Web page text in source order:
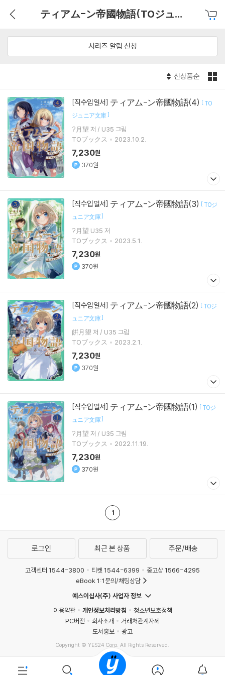
ティアム-ン帝國物語(TOジュニア文庫)
시리즈 알림 신청
신상품순
[직수입일서] ティアム-ン帝國物語(4) [ TO
ジュニア文庫]
?月望 저 / U35 그림
TOブックス
2023.10.2.
7,230원
370원
[직수입일서] ティアム-ン帝國物語(3) [ TOジ
ュニア文庫]
?月望 U35 저
TOブックス
2023.5.1.
7,230원
370원
[직수입일서] ティアム-ン帝國物語(2) [ TOジ
ュニア文庫]
餠月望 저 / U35 그림
TOブックス
2023.2.1.
7,230원
370원
[직수입일서] ティアム-ン帝國物語(1) [ TOジ
ュニア文庫]
?月望 저 / U35 그림
TOブックス
2022.11.19.
7,230원
370원
1
로그인 최근 본 상품 주문/배송
고객센터 1544-3800 티켓 1544-6399
중고샵 1566-4295
eBook 1:1문의/채팅상담
예스이십사(주) 사업자 정보
이용약관
개인정보처리방침
청소년보호정책
PC버전
회사소개
거래처관계자께
도서홍보
광고
Copyright © YES24 Corp. All Rights Reserved.